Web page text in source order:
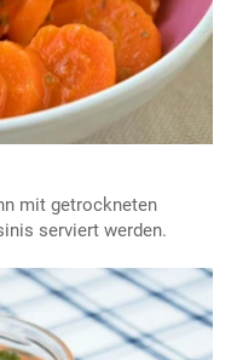
mit getrockneten
serviert werden.